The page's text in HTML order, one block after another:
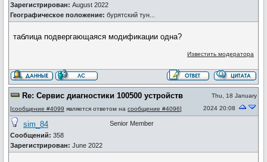
Зарегистрирован: August 2022
Географическое положение: бурятский тун...
таблица подвергающаяся модификации одна?
Известить модератора
Re: Сервис диагностики 100500 устройств
[сообщение #4099 является ответом на сообщение #4096]
Thu, 18 January
2024 20:08
sim_84
Сообщений: 358
Зарегистрирован: June 2022
Senior Member